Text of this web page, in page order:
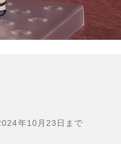
年10月23日まで